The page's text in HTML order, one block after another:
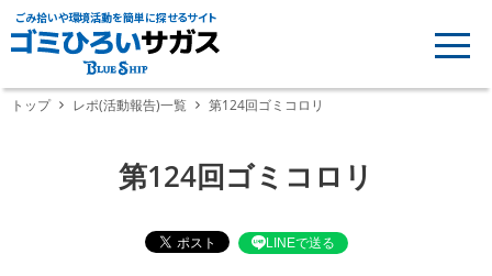
ごみ拾いや環境活動を簡単に探せるサイト
トップ レポ(活動報告)一覧 第124回ゴミコロリ
第124回ゴミコロリ
LINEで送る